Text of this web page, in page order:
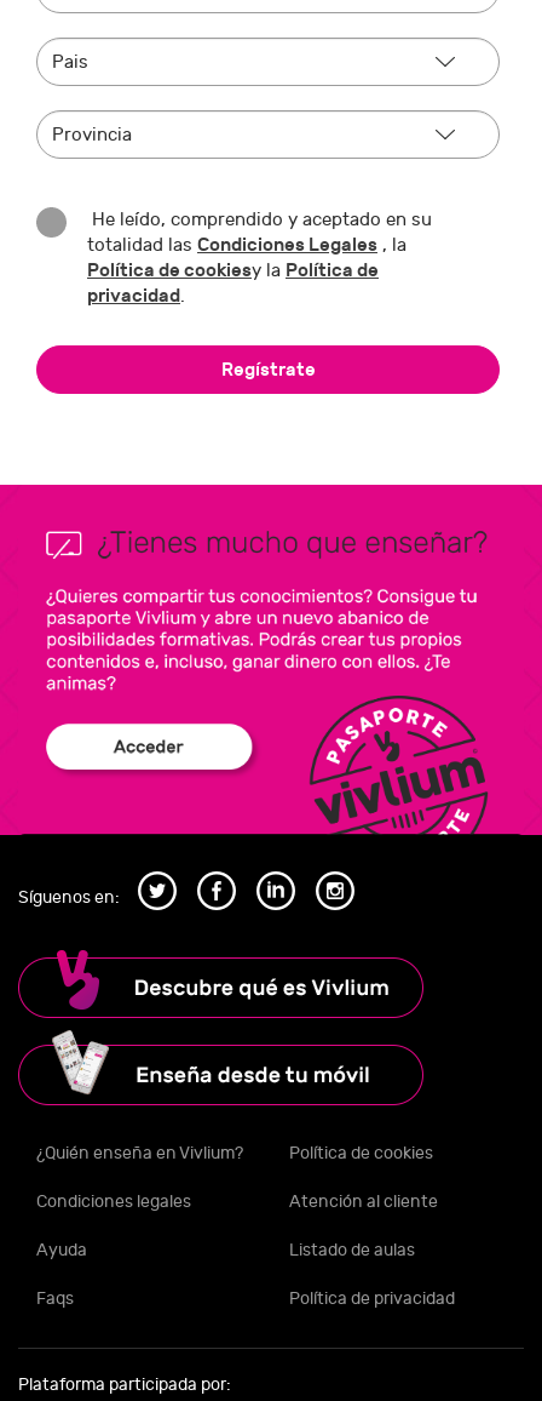
He leído, comprendido y aceptado en su
totalidad las Condiciones Legales , la
Política de cookiesy la Política de
privacidad.
Síguenos en:
¿Quién enseña en Vivlium? Política de cookies
Condiciones legales Atención al cliente
Ayuda Listado de aulas
Faqs Política de privacidad
Plataforma participada por: